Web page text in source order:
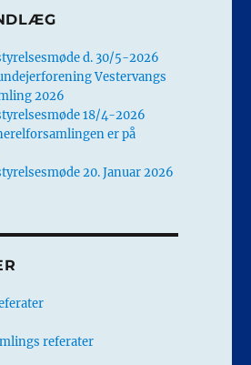
d. 30/5-2026
Vestervangs
2026
18/4-2026
er på
20. Januar 2026
referater